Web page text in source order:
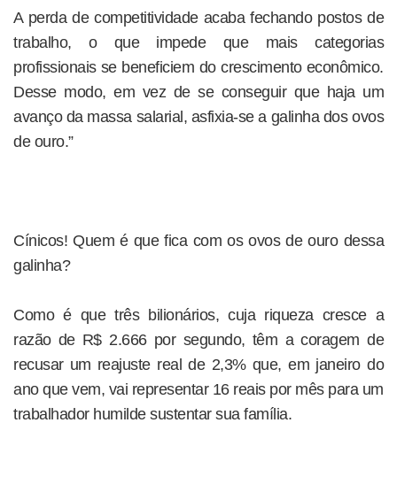
A perda de competitividade acaba fechando postos de
trabalho, o que impede que mais categorias
profissionais se beneficiem do crescimento econômico.
Desse modo, em vez de se conseguir que haja um
avanço da massa salarial, asfixia-se a galinha dos ovos
de ouro.”
Cínicos! Quem é que fica com os ovos de ouro dessa
galinha?
Como é que três bilionários, cuja riqueza cresce a
razão de R$ 2.666 por segundo, têm a coragem de
recusar um reajuste real de 2,3% que, em janeiro do
ano que vem, vai representar 16 reais por mês para um
trabalhador humilde sustentar sua família.